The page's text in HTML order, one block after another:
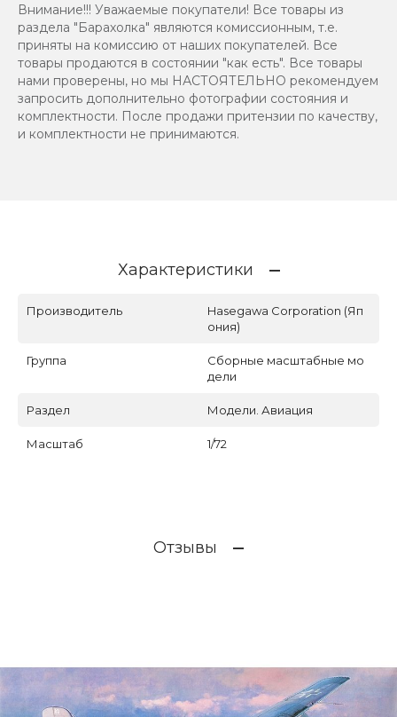
Внимание!!! Уважаемые покупатели! Все товары из
раздела "Барахолка" являются комиссионным, т.е.
приняты на комиссию от наших покупателей. Все
товары продаются в состоянии "как есть". Все товары
нами проверены, но мы НАСТОЯТЕЛЬНО рекомендуем
запросить дополнительно фотографии состояния и
комплектности. После продажи притензии по качеству,
и комплектности не принимаются.
Характеристики
Производитель
Hasegawa Corporation (Яп
ония)
Группа
Сборные масштабные мо
дели
Раздел Модели. Авиация
Масштаб 1/72
Отзывы